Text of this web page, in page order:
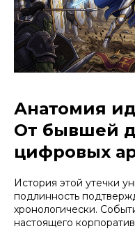
Анатомия
От бывшей
цифровых
История этой утечки
подлинность
хронологически.
настоящего